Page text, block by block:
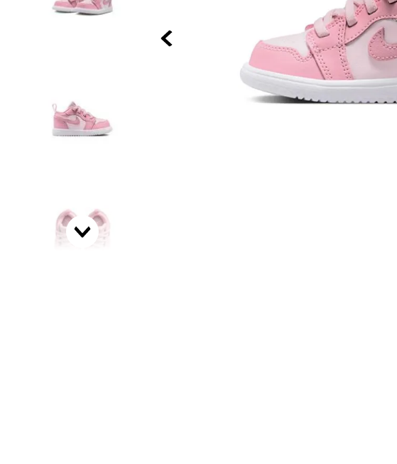
9º
10º